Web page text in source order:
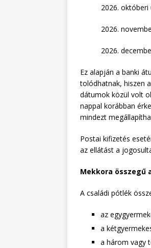
októberi
Ez alapján a banki
tolódhatnak, hiszen
dátumok közül volt
nappal korábban
mindezt
Postai kifizetés
az ellátást a
Mekkora összegű
A családi pótlék
az
a
a három vagy